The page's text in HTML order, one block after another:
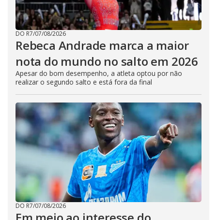
DO R7/07/08/2026
Rebeca Andrade marca a maior
nota do mundo no salto em 2026
Apesar do bom desempenho, a atleta optou por não
realizar o segundo salto e está fora da final
DO R7/07/08/2026